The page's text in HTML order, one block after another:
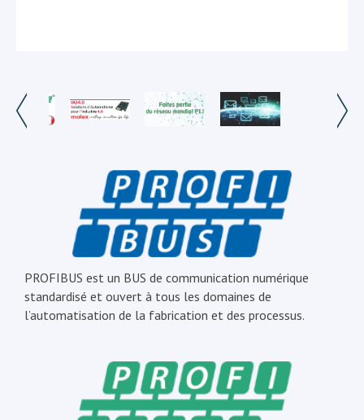
PROFIBUS est un BUS de communication numérique
standardisé et ouvert à tous les domaines de
l’automatisation de la fabrication et des processus.